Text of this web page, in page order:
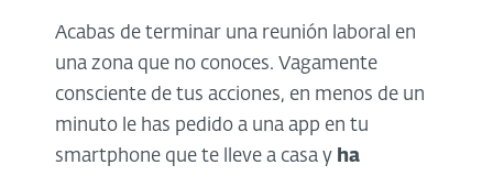
Acabas de terminar una reunión laboral en
una zona que no conoces. Vagamente
consciente de tus acciones, en menos de un
minuto le has pedido a una app en tu
smartphone que te lleve a casa y ha